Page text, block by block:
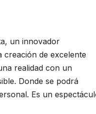
un innovador
creación de excelente
realidad con un
Donde se podrá
Es un